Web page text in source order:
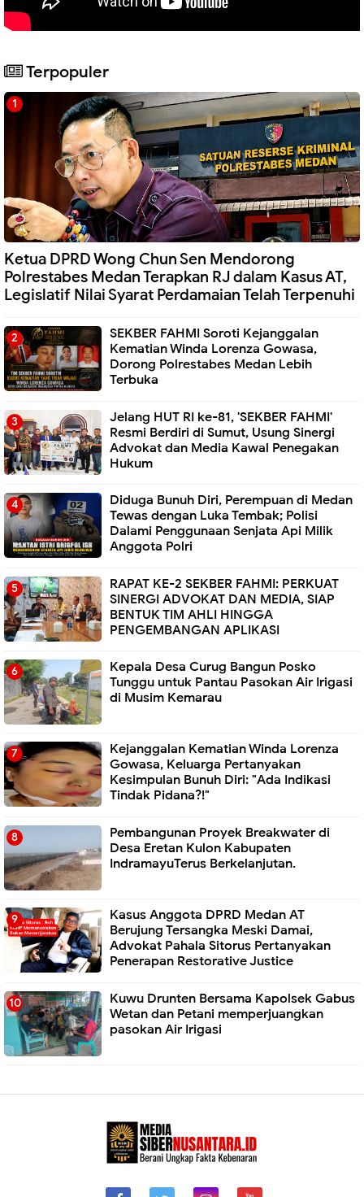
Terpopuler
Ketua DPRD Wong Chun Sen Mendorong
Polrestabes Medan Terapkan RJ dalam Kasus AT,
Legislatif Nilai Syarat Perdamaian Telah Terpenuhi
SEKBER FAHMI Soroti Kejanggalan
Kematian Winda Lorenza Gowasa,
Dorong Polrestabes Medan Lebih
Terbuka
Jelang HUT RI ke-81, 'SEKBER FAHMI'
Resmi Berdiri di Sumut, Usung Sinergi
Advokat dan Media Kawal Penegakan
Hukum
Diduga Bunuh Diri, Perempuan di Medan
Tewas dengan Luka Tembak; Polisi
Dalami Penggunaan Senjata Api Milik
Anggota Polri
RAPAT KE-2 SEKBER FAHMI: PERKUAT
SINERGI ADVOKAT DAN MEDIA, SIAP
BENTUK TIM AHLI HINGGA
PENGEMBANGAN APLIKASI
Kepala Desa Curug Bangun Posko
Tunggu untuk Pantau Pasokan Air Irigasi
di Musim Kemarau
Kejanggalan Kematian Winda Lorenza
Gowasa, Keluarga Pertanyakan
Kesimpulan Bunuh Diri: "Ada Indikasi
Tindak Pidana?!"
Pembangunan Proyek Breakwater di
Desa Eretan Kulon Kabupaten
IndramayuTerus Berkelanjutan.
Kasus Anggota DPRD Medan AT
Berujung Tersangka Meski Damai,
Advokat Pahala Sitorus Pertanyakan
Penerapan Restorative Justice
Kuwu Drunten Bersama Kapolsek Gabus
Wetan dan Petani memperjuangkan
pasokan Air Irigasi